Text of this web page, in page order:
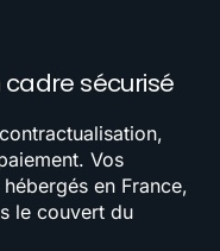
cadre sécurisé
Vos
en France,
le couvert du